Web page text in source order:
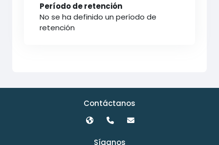
Período de retención
No se ha definido un período de
retención
Contáctanos
Síganos